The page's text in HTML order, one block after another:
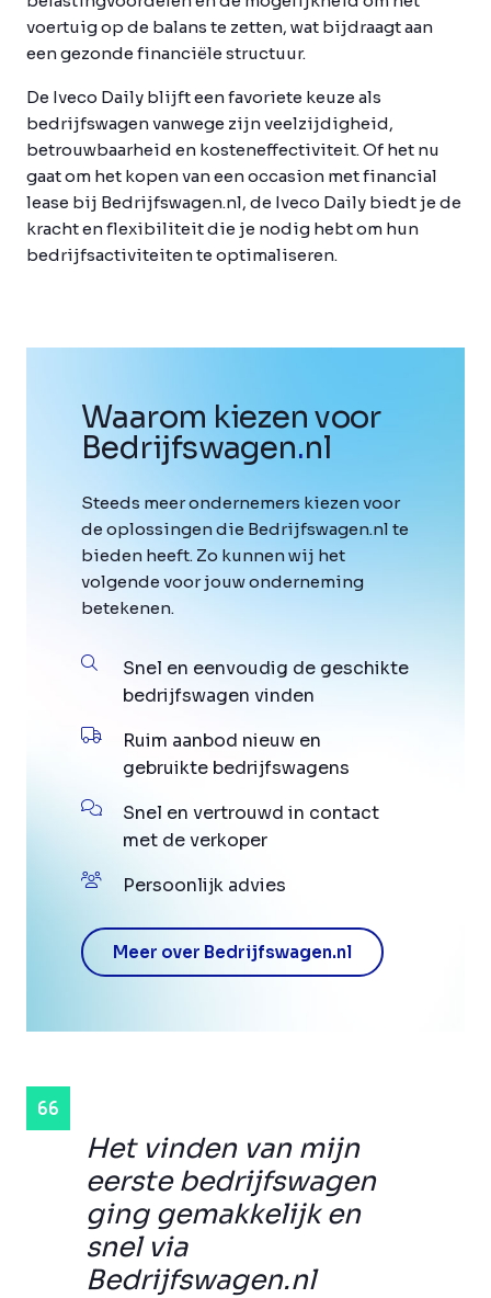
voertuig op de balans te zetten, wat bijdraagt aan
een gezonde financiële structuur.
De Iveco Daily blijft een favoriete keuze als
bedrijfswagen vanwege zijn veelzijdigheid,
betrouwbaarheid en kosteneffectiviteit. Of het nu
gaat om het kopen van een occasion met financial
lease bij Bedrijfswagen.nl, de Iveco Daily biedt je de
kracht en flexibiliteit die je nodig hebt om hun
bedrijfsactiviteiten te optimaliseren.
Het vinden van mijn
eerste bedrijfswagen
ging gemakkelijk en
snel via
Bedrijfswagen.nl
Waarom kiezen voor
Bedrijfswagen.nl
Steeds meer ondernemers kiezen voor
de oplossingen die Bedrijfswagen.nl te
bieden heeft. Zo kunnen wij het
volgende voor jouw onderneming
betekenen.
Snel en eenvoudig de geschikte
bedrijfswagen vinden
Ruim aanbod nieuw en
gebruikte bedrijfswagens
Snel en vertrouwd in contact
met de verkoper
Persoonlijk advies
Meer over Bedrijfswagen.nl